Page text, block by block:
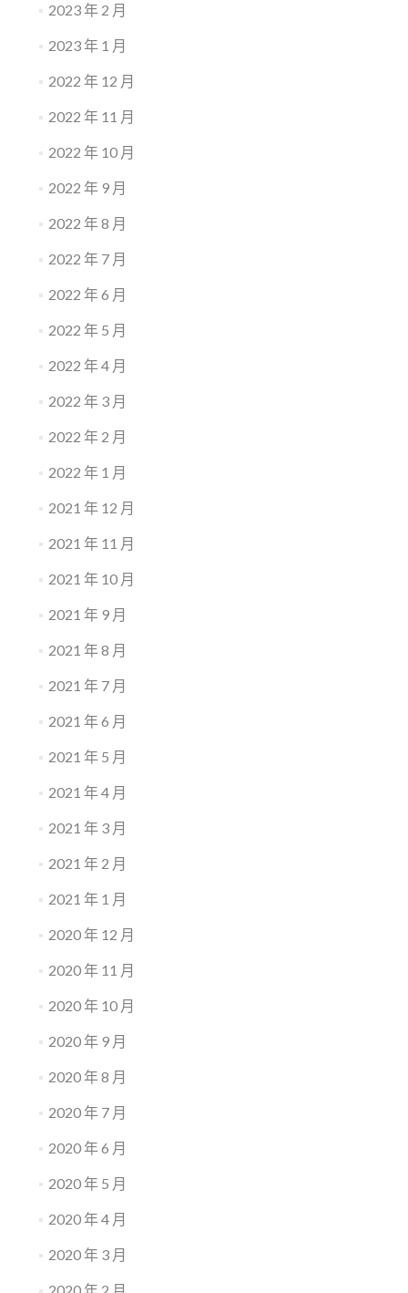
2023 年 2 月
2023 年 1 月
2022 年 12 月
2022 年 11 月
2022 年 10 月
2022 年 9 月
2022 年 8 月
2022 年 7 月
2022 年 6 月
2022 年 5 月
2022 年 4 月
2022 年 3 月
2022 年 2 月
2022 年 1 月
2021 年 12 月
2021 年 11 月
2021 年 10 月
2021 年 9 月
2021 年 8 月
2021 年 7 月
2021 年 6 月
2021 年 5 月
2021 年 4 月
2021 年 3 月
2021 年 2 月
2021 年 1 月
2020 年 12 月
2020 年 11 月
2020 年 10 月
2020 年 9 月
2020 年 8 月
2020 年 7 月
2020 年 6 月
2020 年 5 月
2020 年 4 月
2020 年 3 月